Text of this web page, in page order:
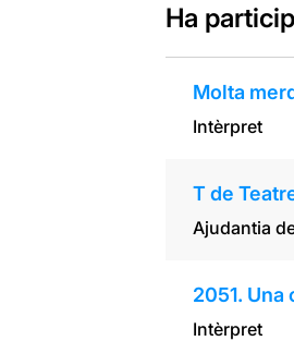
Ha
Molta
Intèrpret
T de
Ajudantia
2051.
Intèrpret